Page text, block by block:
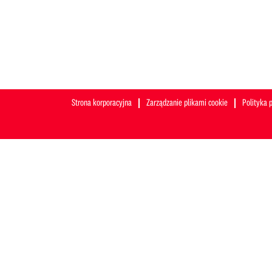
Strona korporacyjna Zarządzanie plikami cookie Polityka